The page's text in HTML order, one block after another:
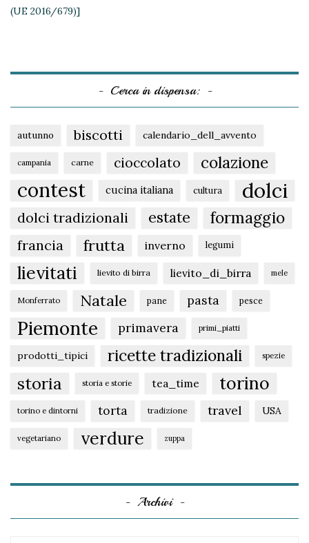
(UE 2016/679)]
Cerca in dispensa:
autunno biscotti calendario_dell_avvento
campania carne cioccolato colazione
contest cucina italiana cultura dolci
dolci tradizionali estate formaggio
francia frutta inverno legumi
lievitati lievito di birra lievito_di_birra mele
Monferrato Natale pane pasta pesce
Piemonte primavera primi_piatti
prodotti_tipici ricette tradizionali spezie
storia storia e storie tea_time torino
torino e dintorni torta tradizione travel USA
vegetariano verdure zuppa
Archivi